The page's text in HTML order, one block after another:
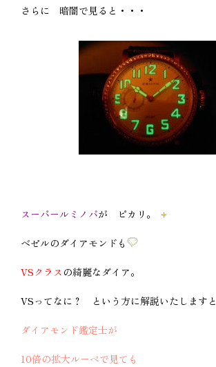
さらに 暗闇で見ると・・・
スーパールミノバが ピカリ。
ベゼルのダイアモンドも
VSクラス の綺麗なダイア。
VSってなに？ という方に解説いたしますと
ダイアモンド鑑定士が
10倍の拡大ルーペで見ても